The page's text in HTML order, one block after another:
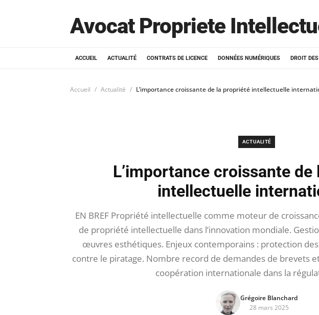
Avocat Propriete
ACCUEIL ACTUALITÉ CONTRATS DE LICENCE DONNÉES NUMÉRIQUES DROIT
Accueil Actualité L’importance croissante de la propriété intellectuelle
ACTUALITÉ
L’importance croissante
intellectuelle
EN BREF Propriété intellectuelle comme moteur de
de propriété intellectuelle dans l’innovation mondiale.
œuvres esthétiques. Enjeux contemporains : protection
contre le piratage. Nombre record de demandes de brevets
coopération internationale dans la
Grégoire Blanchard
28 mars 2025